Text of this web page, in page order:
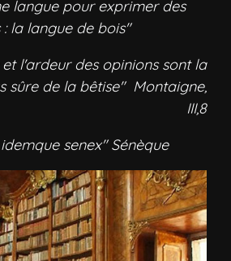
langue pour exprimer des
la langue de bois"
l'ardeur des opinions sont la
sûre de la bêtise" Montaigne,
III,8
senex" Sénèque